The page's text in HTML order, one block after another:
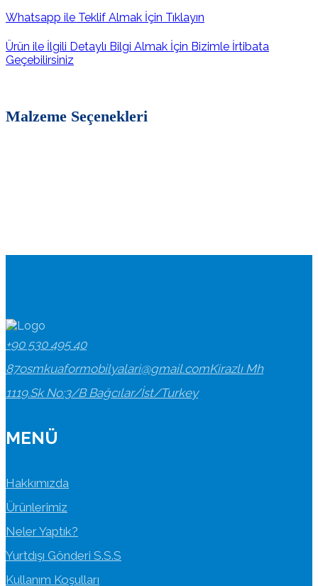
Whatsapp ile Teklif Almak İçin Tıklayın
Ürün ile İlgili Detaylı Bilgi Almak İçin Bizimle İrtibata
Geçebilirsiniz
Malzeme Seçenekleri
+90 530 495 40
87osmkuaformobilyalari@gmail.comKirazlı Mh
1119.Sk No:3/B Bağcılar/İst/Turkey
MENÜ
Hakkımızda
Ürünlerimiz
Neler Yaptık?
Yurtdışı Gönderi S.S.S
Kullanım Koşulları